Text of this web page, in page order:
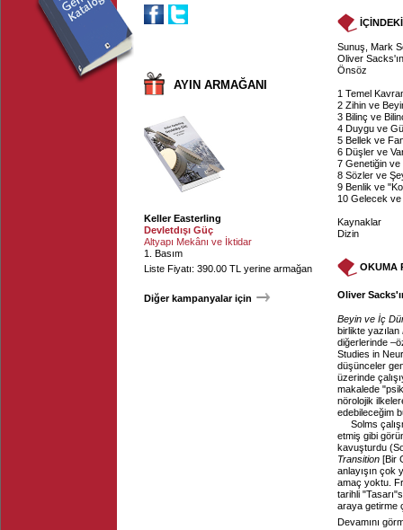
AYIN ARMAĞANI
Keller Easterling
Devletdışı Güç
Altyapı Mekânı ve İktidar
1. Basım
Liste Fiyatı: 390.00 TL yerine armağan
Diğer kampanyalar için
Sunuş, Mark
Oliver
Önsöz
1 Temel
2 Zihin ve
3 Bilinç ve
4 Duygu ve
5 Bellek ve
6 Düşler ve
7 Genetiğin
8 Sözler ve
9 Benlik ve
10 Gelecek
Kaynaklar
Dizin
OKUMA
Oliver
Beyin ve İç
birlikte yazılan
diğerlerinde
Studies in
düşünceler
üzerinde
makalede
nörolojik
edebileceğim
Solms
etmiş gibi
kavuşturdu
Transition [Bir
anlayışın çok
amaç yoktu.
tarihli
araya getirme
Devamını